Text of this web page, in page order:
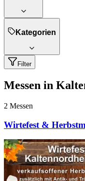
Kategorien
Filter
Messen in
2 Messen
Wirtefest &